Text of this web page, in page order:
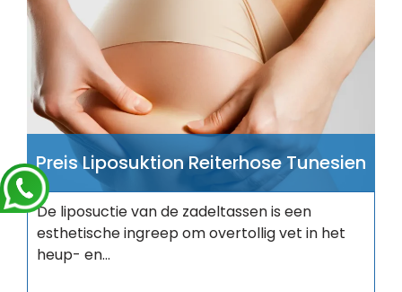
Preis Liposuktion Reiterhose Tunesien
De liposuctie van de zadeltassen is een
esthetische ingreep om overtollig vet in het
heup- en...